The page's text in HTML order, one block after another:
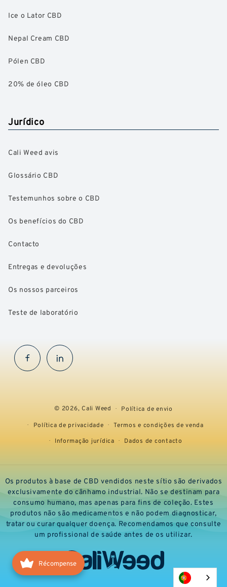
Ice o Lator CBD
Nepal Cream CBD
Pólen CBD
20% de óleo CBD
Jurídico
Cali Weed avis
Glossário CBD
Testemunhos sobre o CBD
Os benefícios do CBD
Contacto
Entregas e devoluções
Os nossos parceiros
Teste de laboratório
FacebookInstaGram
© 2026,Cali Weed
Política de envio
Política de privacidade
Termos e condições de venda
Informação jurídica
Dados de contacto
Os produtos à base de CBD vendidos neste sítio são derivados
exclusivamente do cânhamo industrial. Não se destinam para
consumo humano, mas apenas para fins de coleção. Estes
produtos não são medicamentos e não podem diagnosticar,
tratar ou curar qualquer doença. Recomendamos que consulte
um profissional de saúde antes de os utilizar.
Récompense